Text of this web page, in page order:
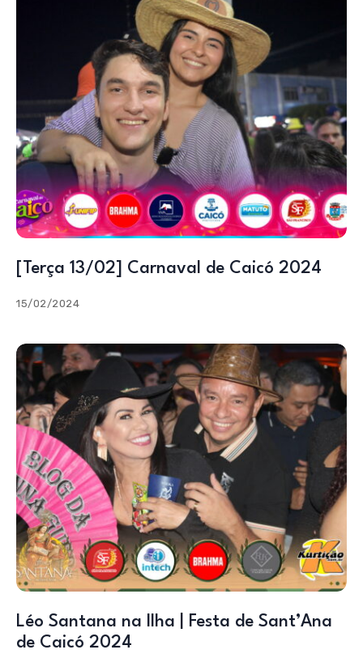
[Terça 13/02] Carnaval de Caicó 2024
15/02/2024
Léo Santana na Ilha | Festa de Sant’Ana
de Caicó 2024